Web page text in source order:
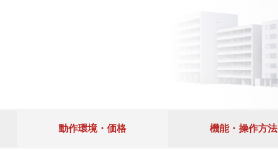
動作環境・価格 機能・操作方法